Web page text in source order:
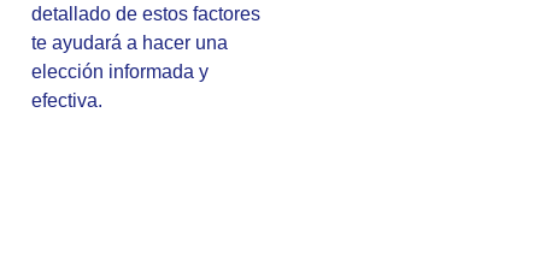
detallado de estos factores
te ayudará a hacer una
elección informada y
efectiva.